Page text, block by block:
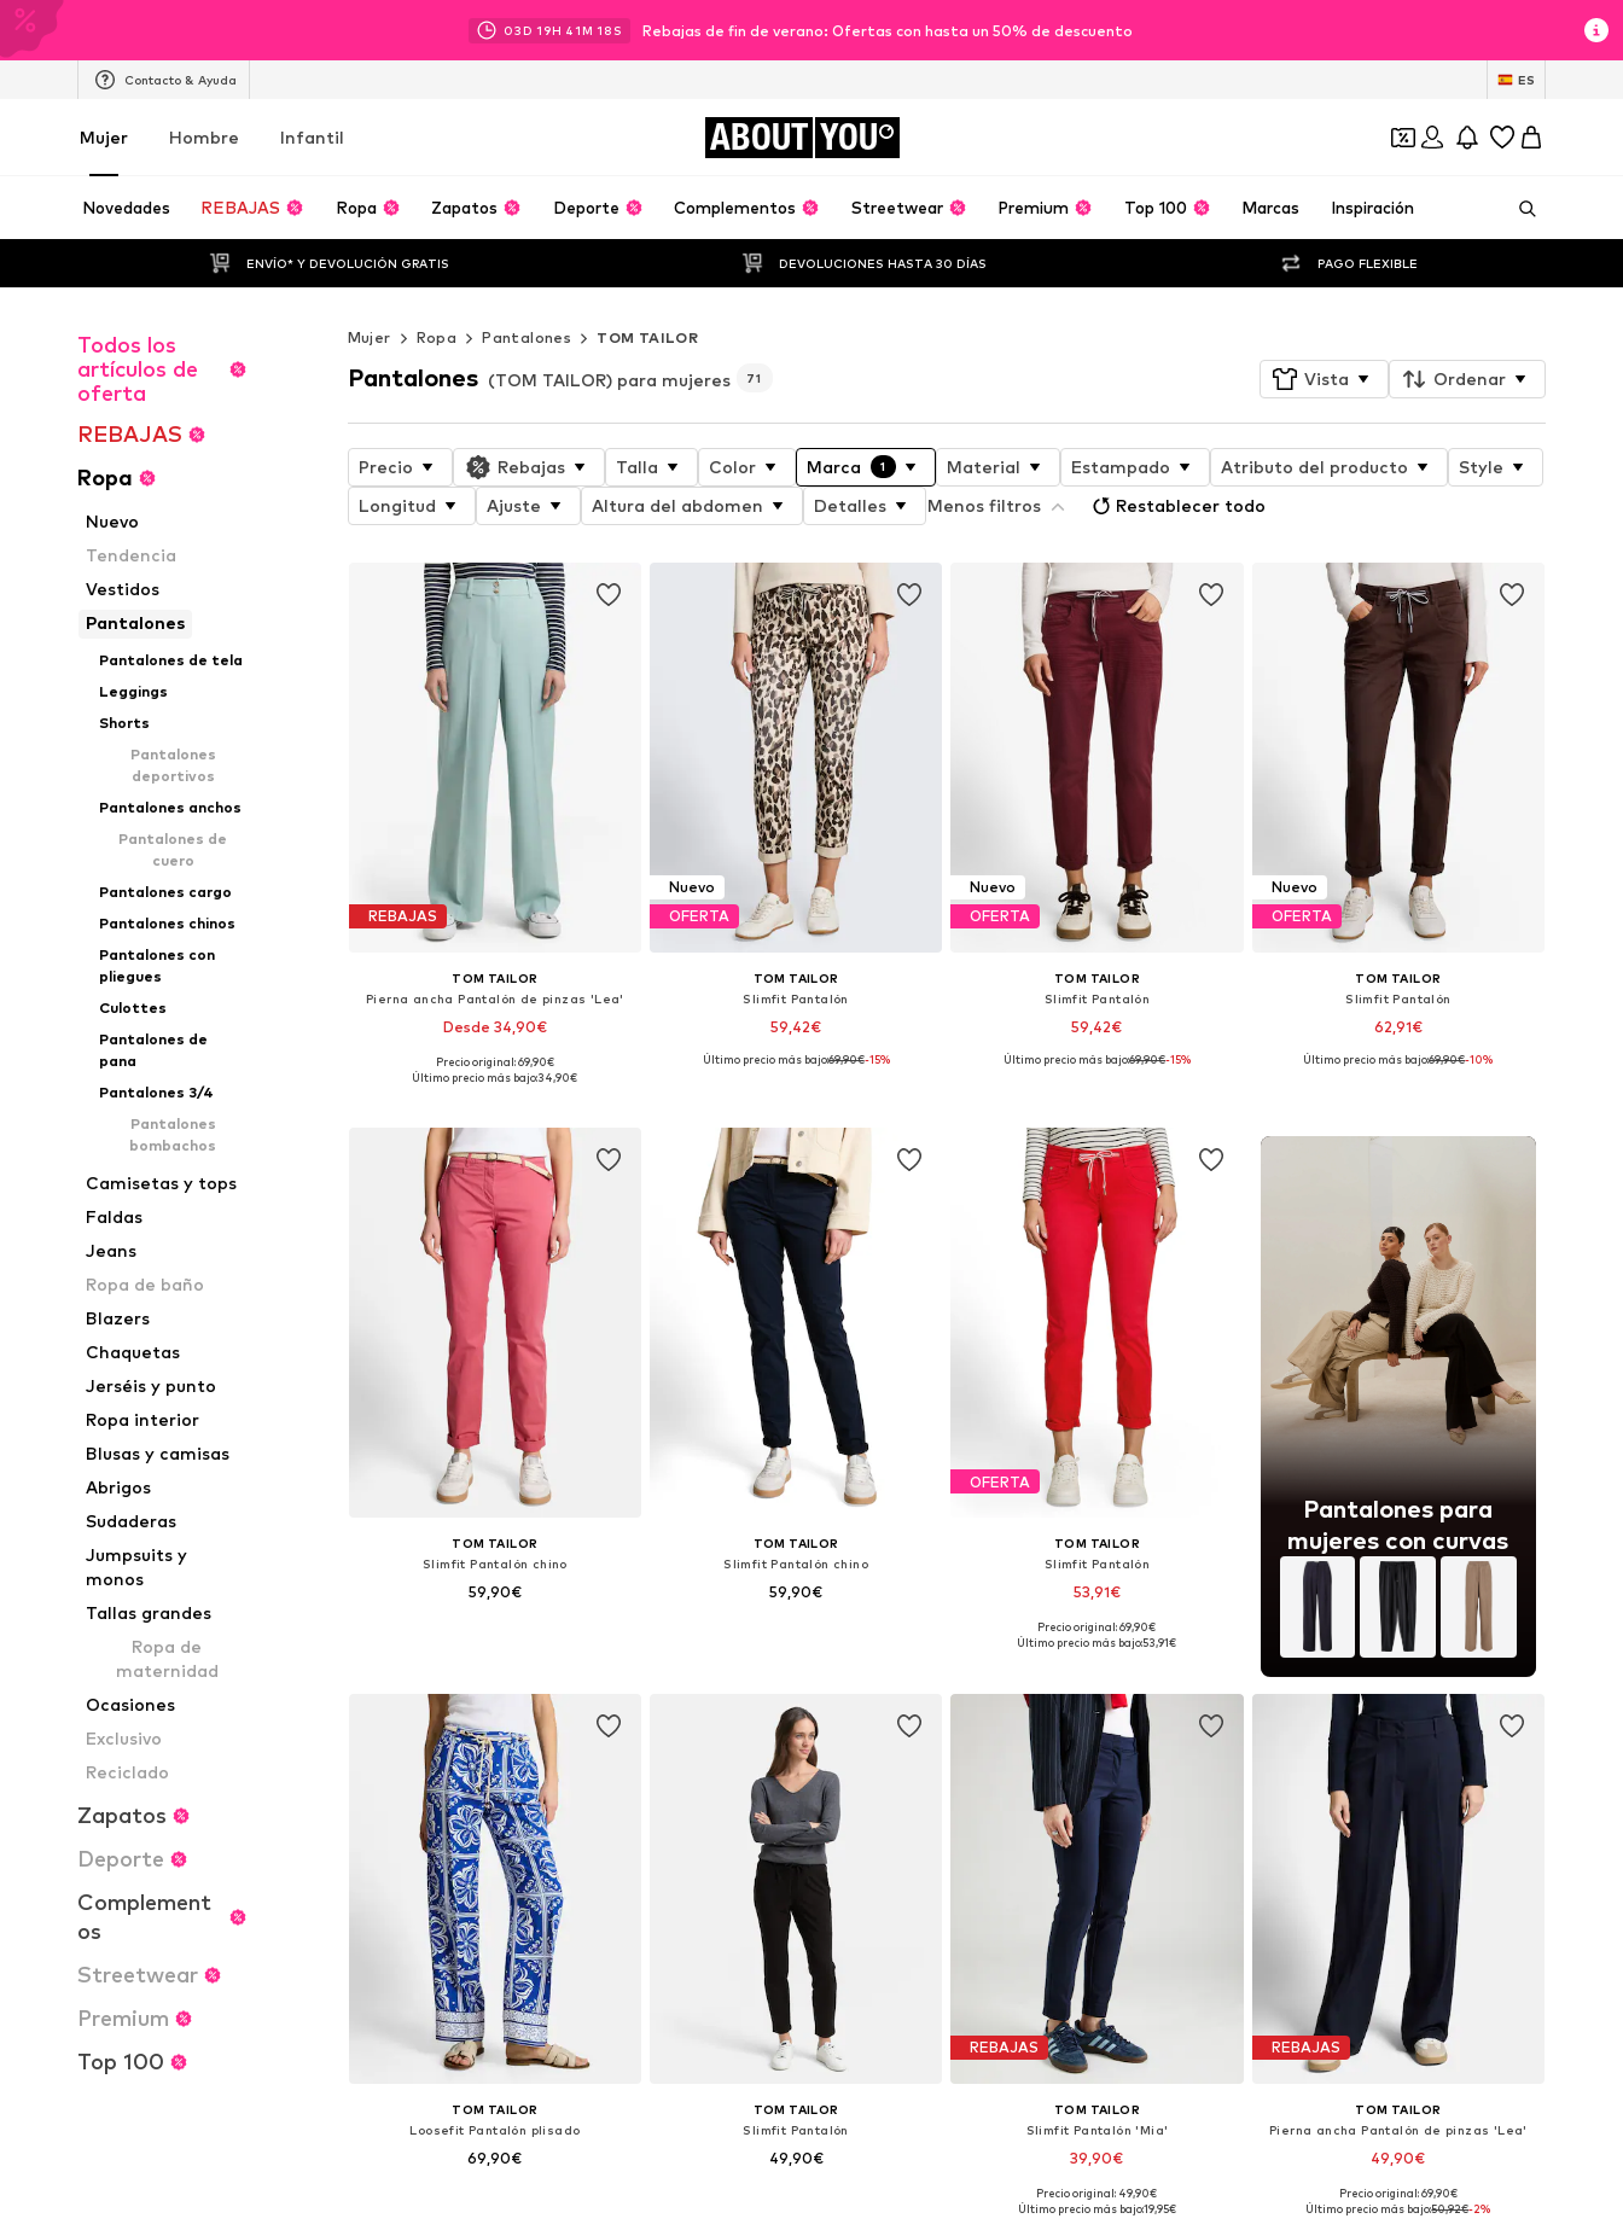
03D 19H 41M 17 S Rebajas de fin de verano: Ofertas con hasta un 50% de descuento
Contacto & Ayuda ES
Mujer Hombre Infantil ABOUT YOU
Novedades REBAJAS Ropa Zapatos Deporte Complementos Streetwear Premium Top 100 Marcas Inspiración
ENVÍO* Y DEVOLUCIÓN GRATIS DEVOLUCIONES HASTA 30 DÍAS PAGO FLEXIBLE
Todos los
artículos de
oferta
REBAJAS
Ropa
Nuevo
Tendencia
Vestidos
Pantalones
Pantalones de tela
Leggings
Shorts
Pantalones
deportivos
Pantalones anchos
Pantalones de
cuero
Pantalones cargo
Pantalones chinos
Pantalones con
pliegues
Culottes
Pantalones de
pana
Pantalones 3/4
Pantalones
bombachos
Camisetas y tops
Faldas
Jeans
Ropa de baño
Blazers
Chaquetas
Jerséis y punto
Ropa interior
Blusas y camisas
Abrigos
Sudaderas
Jumpsuits y
monos
Tallas grandes
Ropa de
maternidad
Ocasiones
Exclusivo
Reciclado
Zapatos
Deporte
Complement
os
Streetwear
Premium
Top 100
Mujer Ropa Pantalones TOM TAILOR
Pantalones (TOM TAILOR) para mujeres 71 Vista Ordenar
Precio Rebajas Talla Color Marca 1 Material Estampado Atributo del producto
Style
Longitud
Ajuste Altura del abdomen Detalles Menos filtros Restablecer todo
REBAJAS
TOM TAILOR
Pierna ancha Pantalón de pinzas 'Lea'
Desde 34,90€
Disponible en muchas tallas
Precio original: 69,90€
Último precio más bajo:34,90€
Nuevo
OFERTA
TOM TAILOR
Slimfit Pantalón
59,42€
+9
Disponible en muchas tallas
Último precio más bajo:69,90€-15%
Nuevo
OFERTA
TOM TAILOR
Slimfit Pantalón
59,42€
+9
Disponible en muchas tallas
Último precio más bajo:69,90€-15%
Nuevo
OFERTA
TOM TAILOR
Slimfit Pantalón
62,91€
+9
Disponible en muchas tallas
Último precio más bajo:69,90€-10%
TOM TAILOR
Slimfit Pantalón chino
59,90€
TOM TAILOR
Slimfit Pantalón chino
59,90€
OFERTA
TOM TAILOR
Slimfit Pantalón
53,91€
+9
Disponible en muchas tallas
Precio original: 69,90€
Último precio más bajo:53,91€
Pantalones para
mujeres con curvas
TOM TAILOR
Loosefit Pantalón plisado
69,90€
TOM TAILOR
Slimfit Pantalón
49,90€
REBAJAS
TOM TAILOR
Slimfit Pantalón 'Mia'
39,90€
Disponible en muchas tallas
Precio original: 49,90€
Último precio más bajo:19,95€
REBAJAS
TOM TAILOR
Pierna ancha Pantalón de pinzas 'Lea'
49,90€
Disponible en muchas tallas
Precio original: 69,90€
Último precio más bajo:50,92€-2%